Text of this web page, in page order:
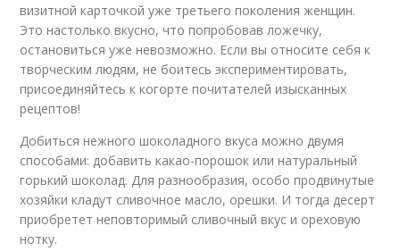
визитной карточкой уже третьего поколения женщин.
Это настолько вкусно, что попробовав ложечку,
остановиться уже невозможно. Если вы относите себя к
творческим людям, не боитесь экспериментировать,
присоединяйтесь к когорте почитателей изысканных
рецептов!
Добиться нежного шоколадного вкуса можно двумя
способами: добавить какао-порошок или натуральный
горький шоколад. Для разнообразия, особо продвинутые
хозяйки кладут сливочное масло, орешки. И тогда десерт
приобретет неповторимый сливочный вкус и ореховую
нотку.